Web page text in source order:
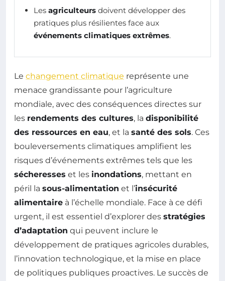
Les agriculteurs doivent développer des
pratiques plus résilientes face aux
événements climatiques extrêmes.
Le changement climatique représente une
menace grandissante pour l’agriculture
mondiale, avec des conséquences directes sur
les rendements des cultures, la disponibilité
des ressources en eau, et la santé des sols. Ces
bouleversements climatiques amplifient les
risques d’événements extrêmes tels que les
sécheresses et les inondations, mettant en
péril la sous-alimentation et l’insécurité
alimentaire à l’échelle mondiale. Face à ce défi
urgent, il est essentiel d’explorer des stratégies
d’adaptation qui peuvent inclure le
développement de pratiques agricoles durables,
l’innovation technologique, et la mise en place
de politiques publiques proactives. Le succès de